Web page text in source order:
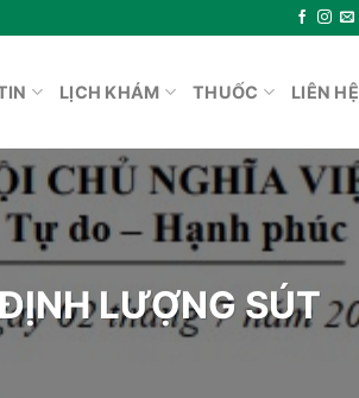
LỊCH KHÁM THUỐC LIÊN HỆ
LƯỢNG SÚT